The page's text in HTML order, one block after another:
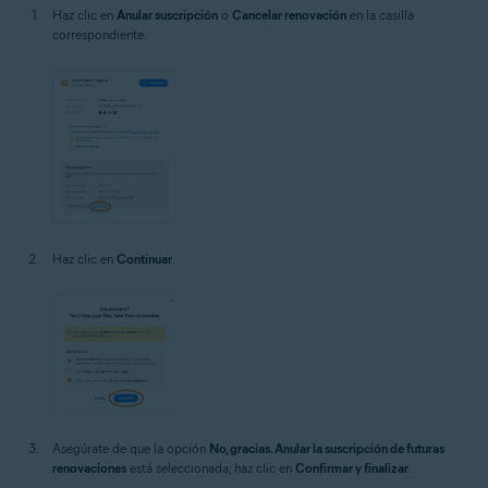
Haz clic en Anular suscripción o Cancelar renovación en la casilla
correspondiente.
Haz clic en Continuar.
Asegúrate de que la opción No, gracias. Anular la suscripción de futuras
renovaciones está seleccionada; haz clic en Confirmar y finalizar.